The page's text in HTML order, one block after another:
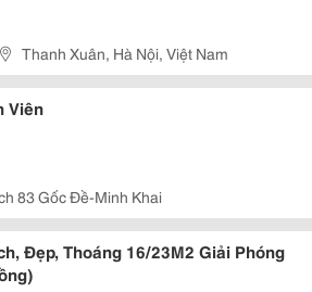
Thanh Xuân, Hà Nội, Việt Nam
Viên
83 Gốc Đề-Minh Khai
Đẹp, Thoáng 16/23M2 Giải Phóng